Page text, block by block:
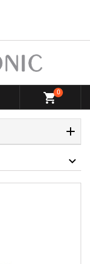
shopping_cart0